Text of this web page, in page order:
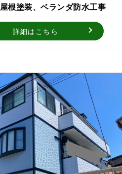
屋根塗装、ベランダ防水工事
詳細はこちら